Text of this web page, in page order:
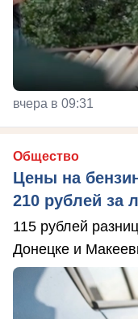
вчера в 09:31
Общество
Цены на
210 рублей за
115 рублей
Донецке и